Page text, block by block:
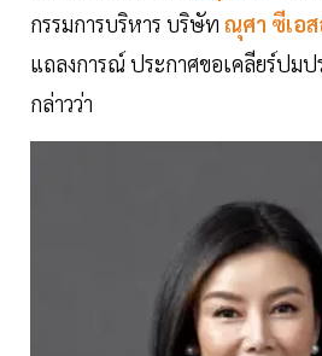
กรรมการบริหาร บริษัท ณุศา ซีเอส
แถลงการณ์ ประกาศขอเคลียร์ปม
กล่าวว่า